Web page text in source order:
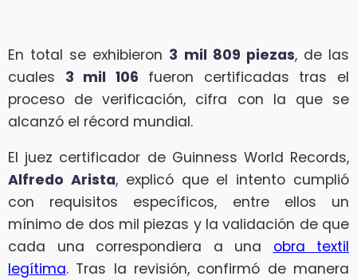
En total se exhibieron 3 mil 809 piezas, de las
cuales 3 mil 106 fueron certificadas tras el
proceso de verificación, cifra con la que se
alcanzó el récord mundial.
El juez certificador de Guinness World Records,
Alfredo Arista, explicó que el intento cumplió
con requisitos específicos, entre ellos un
mínimo de dos mil piezas y la validación de que
cada una correspondiera a una obra textil
legítima. Tras la revisión, confirmó de manera